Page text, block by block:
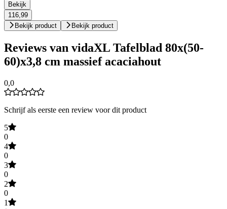
Bekijk
116,99
Bekijk product
Bekijk product
Reviews van vidaXL Tafelblad 80x(50-
60)x3,8 cm massief acaciahout
0,0
Schrijf als eerste een review voor dit product
5
0
4
0
3
0
2
0
1